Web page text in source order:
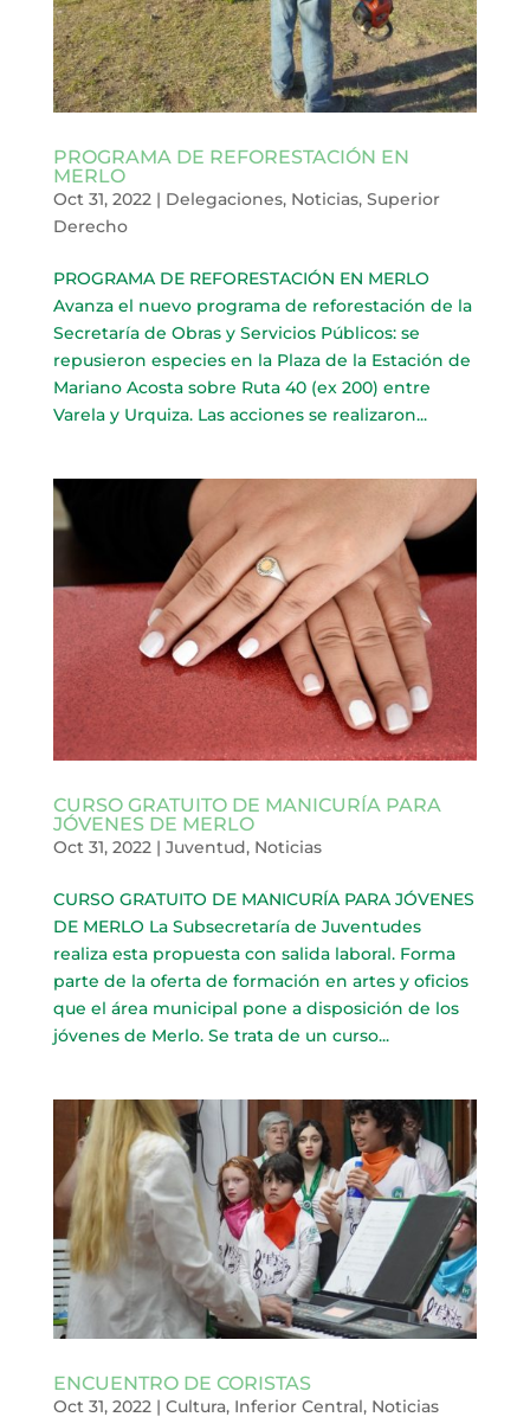
PROGRAMA DE REFORESTACIÓN EN
MERLO
Oct 31, 2022| Delegaciones, Noticias, Superior
Derecho
PROGRAMA DE REFORESTACIÓN EN MERLO
Avanza el nuevo programa de reforestación de la
Secretaría de Obras y Servicios Públicos: se
repusieron especies en la Plaza de la Estación de
Mariano Acosta sobre Ruta 40 (ex 200) entre
Varela y Urquiza. Las acciones se realizaron...
CURSO GRATUITO DE MANICURÍA PARA
JÓVENES DE MERLO
Oct 31, 2022| Juventud, Noticias
CURSO GRATUITO DE MANICURÍA PARA JÓVENES
DE MERLO La Subsecretaría de Juventudes
realiza esta propuesta con salida laboral. Forma
parte de la oferta de formación en artes y oficios
que el área municipal pone a disposición de los
jóvenes de Merlo. Se trata de un curso...
ENCUENTRO DE CORISTAS
Oct 31, 2022 | Cultura, Inferior Central, Noticias